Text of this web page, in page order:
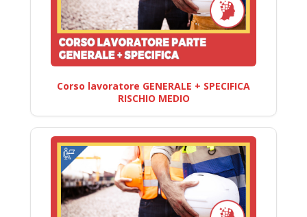
Corso lavoratore GENERALE + SPECIFICA
RISCHIO MEDIO